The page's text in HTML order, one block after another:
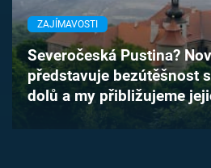
TV Program
Časopis
Sledujte prima+
ZAJÍMAVOSTI
Severočeská Pustina?
představuje bezútěšnost
dolů a my přibližujeme